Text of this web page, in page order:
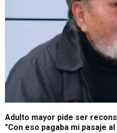
Adulto mayor pide ser
"Con eso pagaba mi pasaje